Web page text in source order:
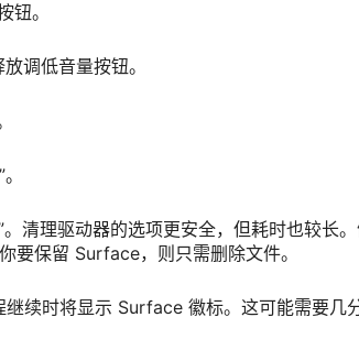
钮。
调低音量按钮。
。清理驱动器的选项更安全，但耗时也较长
要保留 Surface，则只需删除文件。
续时将显示 Surface 徽标。这可能需要几